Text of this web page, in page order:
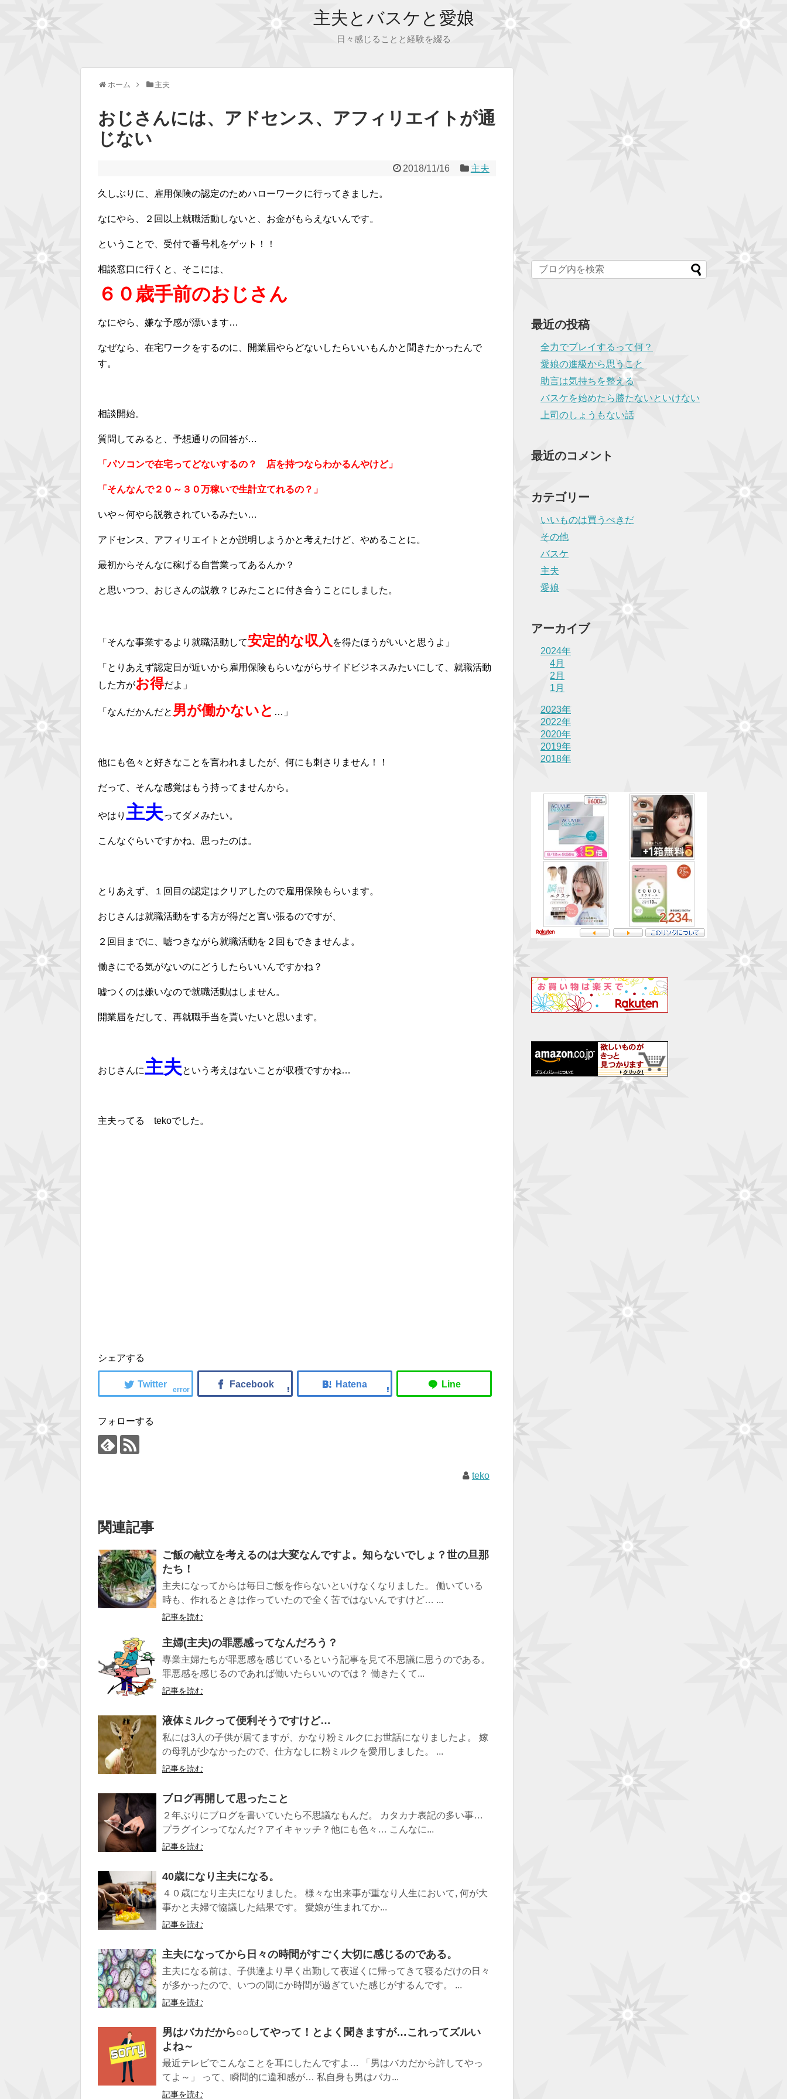
主夫とバスケと愛娘
日々感じることと経験を綴る
ホーム 主夫
おじさんには、アドセンス、アフィリエイトが通
じない
2018/11/16 主夫
久しぶりに、雇用保険の認定のためハローワークに行ってきました。
なにやら、２回以上就職活動しないと、お金がもらえないんです。
ということで、受付で番号札をゲット！！
相談窓口に行くと、そこには、
６０歳手前のおじさん
なにやら、嫌な予感が漂います…
なぜなら、在宅ワークをするのに、開業届やらどないしたらいいもんかと聞きたかったんで
す。
相談開始。
質問してみると、予想通りの回答が…
「パソコンで在宅ってどないするの？ 店を持つならわかるんやけど」
「そんなんで２０～３０万稼いで生計立てれるの？」
いや～何やら説教されているみたい…
アドセンス、アフィリエイトとか説明しようかと考えたけど、やめることに。
最初からそんなに稼げる自営業ってあるんか？
と思いつつ、おじさんの説教？じみたことに付き合うことにしました。
「そんな事業するより就職活動して安定的な収入 を得たほうがいいと思うよ」
「とりあえず認定日が近いから雇用保険もらいながらサイドビジネスみたいにして、就職活動
した方がお得だよ」
「なんだかんだと 男が働かないと …」
他にも色々と好きなことを言われましたが、何にも刺さりません！！
だって、そんな感覚はもう持ってませんから。
やはり 主夫ってダメみたい。
こんなぐらいですかね、思ったのは。
とりあえず、１回目の認定はクリアしたので雇用保険もらいます。
おじさんは就職活動をする方が得だと言い張るのですが、
２回目までに、嘘つきながら就職活動を２回もできませんよ。
働きにでる気がないのにどうしたらいいんですかね？
嘘つくのは嫌いなので就職活動はしません。
開業届をだして、再就職手当を貰いたいと思います。
おじさんに主夫という考えはないことが収穫ですかね…
主夫ってる tekoでした。
シェアする
error
フォローする
teko
関連記事
ご飯の献立を考えるのは大変なんですよ。知らないでしょ？世の旦那
たち！
主夫になってからは毎日ご飯を作らないといけなくなりました。 働いている
時も、作れるときは作っていたので全く苦ではないんですけど… ...
記事を読む
主婦(主夫)の罪悪感ってなんだろう？
専業主婦たちが罪悪感を感じているという記事を見て不思議に思うのである。
罪悪感を感じるのであれば働いたらいいのでは？ 働きたくて...
記事を読む
液体ミルクって便利そうですけど…
私には3人の子供が居てますが、かなり粉ミルクにお世話になりましたよ。 嫁
の母乳が少なかったので、仕方なしに粉ミルクを愛用しました。 ...
記事を読む
ブログ再開して思ったこと
２年ぶりにブログを書いていたら不思議なもんだ。 カタカナ表記の多い事…
プラグインってなんだ？アイキャッチ？他にも色々… こんなに...
記事を読む
40歳になり主夫になる。
４０歳になり主夫になりました。 様々な出来事が重なり人生において, 何が大
事かと夫婦で協議した結果です。 愛娘が生まれてか...
記事を読む
主夫になってから日々の時間がすごく大切に感じるのである。
主夫になる前は、子供達より早く出勤して夜遅くに帰ってきて寝るだけの日々
が多かったので、いつの間にか時間が過ぎていた感じがするんです。 ...
記事を読む
男はバカだから○○してやって！とよく聞きますが…これってズルい
よね～
最近テレビでこんなことを耳にしたんですよ… 「男はバカだから許してやっ
てよ～」 って、瞬間的に違和感が… 私自身も男はバカ...
記事を読む
最近の投稿
全力でプレイするって何？
愛娘の進級から思うこと
助言は気持ちを整える
バスケを始めたら勝たないといけない
上司のしょうもない話
最近のコメント
カテゴリー
いいものは買うべきだ
その他
バスケ
主夫
愛娘
アーカイブ
2024年
4月
2月
1月
2023年
2022年
2020年
2019年
2018年